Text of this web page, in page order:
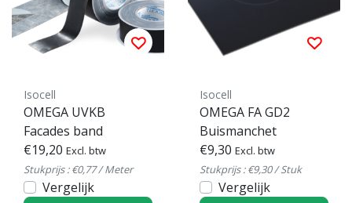
Isocell
OMEGA UVKB
Facades band
€19,20 Excl. btw
Stukprijs : €0,77 / Meter
Vergelijk
Isocell
OMEGA FA GD2
Buismanchet
€9,30 Excl. btw
Stukprijs : €9,30 / Stuk
Vergelijk